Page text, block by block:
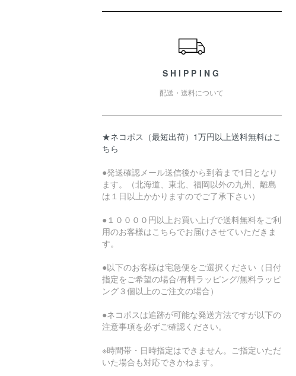
SHIPPING
配送・送料について
★ネコポス（最短出荷）1万円以上送料無料はこ
ちら
●発送確認メール送信後から到着まで1日となり
ます。（北海道、東北、福岡以外の九州、離島
は１日以上かかりますのでご了承下さい）
●１００００円以上お買い上げで送料無料をご利
用のお客様はこちらでお届けさせていただきま
す。
●以下のお客様は宅急便をご選択ください（日付
指定をご希望の場合/有料ラッピング/無料ラッピ
ング３個以上のご注文の場合）
●ネコポスは追跡が可能な発送方法ですが以下の
注意事項を必ずご確認ください。
※時間帯・日時指定はできません。ご指定いただ
いた場合も対応できかねます。